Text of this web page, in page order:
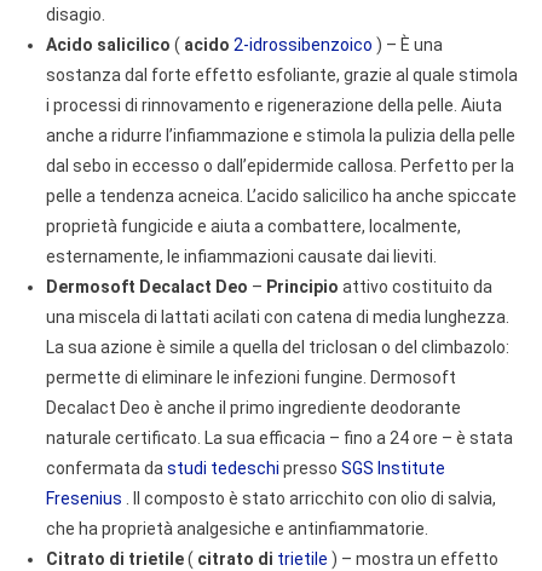
disagio.
Acido salicilico ( acido 2-idrossibenzoico ) – È una
sostanza dal forte effetto esfoliante, grazie al quale stimola
i processi di rinnovamento e rigenerazione della pelle. Aiuta
anche a ridurre l’infiammazione e stimola la pulizia della pelle
dal sebo in eccesso o dall’epidermide callosa. Perfetto per la
pelle a tendenza acneica. L’acido salicilico ha anche spiccate
proprietà fungicide e aiuta a combattere, localmente,
esternamente, le infiammazioni causate dai lieviti.
Dermosoft Decalact Deo – Principio attivo costituito da
una miscela di lattati acilati con catena di media lunghezza.
La sua azione è simile a quella del triclosan o del climbazolo:
permette di eliminare le infezioni fungine. Dermosoft
Decalact Deo è anche il primo ingrediente deodorante
naturale certificato. La sua efficacia – fino a 24 ore – è stata
confermata da studi tedeschi presso SGS Institute
Fresenius . Il composto è stato arricchito con olio di salvia,
che ha proprietà analgesiche e antinfiammatorie.
Citrato di trietile( citrato di trietile ) – mostra un effetto